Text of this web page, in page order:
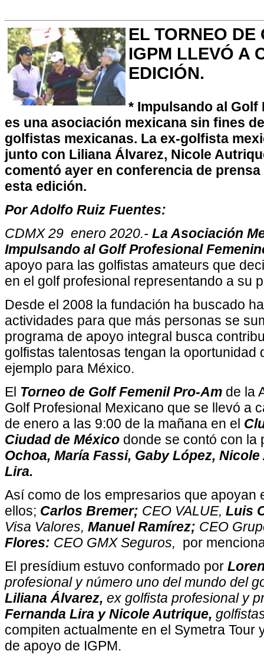
EL TORNEO DE
IGPM LLEVÓ A
EDICIÓN.
* Impulsando al Golf
es una asociación mexicana sin fines
golfistas mexicanas. La ex-golfista
junto con Liliana Álvarez, Nicole
comentó ayer en conferencia de
esta edición.
Por Adolfo Ruiz Fuentes:
CDMX 29 enero 2020.- La Asociación
Impulsando al Golf Profesional
apoyo para las golfistas amateurs que
en el golf profesional representando a su
Desde el 2008 la fundación ha buscado
actividades para que más personas se
programa de apoyo integral busca
golfistas talentosas tengan la oportunidad
ejemplo para México.
El Torneo de Golf Femenil Pro-Am de la
Golf Profesional Mexicano que se llevó a
de enero a las 9:00 de la mañana en el
Ciudad de México donde se contó con
Ochoa, María Fassi, Gaby López,
Lira.
Así como de los empresarios que apoyan
ellos; Carlos Bremer; CEO VALUE, Luis
Visa Valores, Manuel Ramírez; CEO
Flores: CEO GMX Seguros, por
El presídium estuvo conformado por
profesional y número uno del mundo del
Liliana Álvarez, ex golfista profesional y
Fernanda Lira y Nicole Autrique,
compiten actualmente en el Symetra Tour
de apoyo de IGPM.